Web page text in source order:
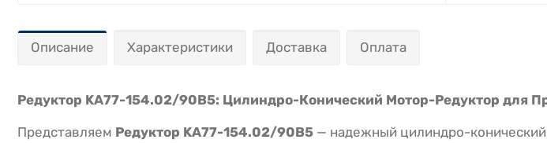
Описание Характеристики Доставка Оплата
Редуктор KA77-154.02/90В5: Цилиндро-Конический Мотор-Редуктор для
Представляем Редуктор KA77-154.02/90В5 — надежный цилиндро-